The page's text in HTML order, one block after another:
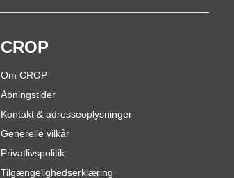
CROP
Om CROP
Åbningstider
Kontakt & adresseoplysninger
Generelle vilkår
Privatlivspolitik
Tilgængelighedserklæring